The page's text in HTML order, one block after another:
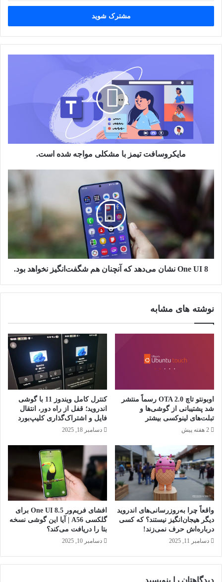
خود
وارد
کنید
مایکروسافت تیمز با مشکلی مواجه شده است.
One
UI
آنچنان
هم
شگفت‌انگیز
نخواهد
One UI 8 نشان می‌دهد که آنچنان هم شگفت‌انگیز نخواهد بود.
نوشته های مشابه
اوبونتو تاچ OTA 2.0 رسماً منتشر
شد پشتیبانی از گوشی‌ها و
تبلت‌های لینوکسی بیشتر
2 هفته پیش
کنترل کامل ویندوز 11 با گوشی
اندروید؛ قفل از راه دور، انتقال
فایل و اشتراک‌گذاری کلیپ‌بورد
دسامبر 18, 2025
واقعاً چرا به‌روزرسانی‌های اندروید
دیگر هیجان‌انگیز نیستند؟ که کسی
درباره‌اش حرف نمی‌زند!
دسامبر 11, 2025
افشای فریم‌ور One UI 8.5 برای
گلکسی A56 | آیا این گوشی نسخه
بتا را دریافت می‌کند؟
دسامبر 10, 2025